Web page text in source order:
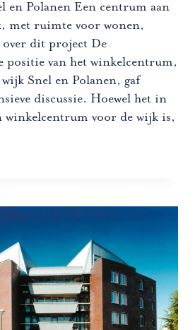
en Polanen Een centrum aan
met ruimte voor wonen,
over dit project De
positie van het winkelcentrum,
Snel en Polanen, gaf
discussie. Hoewel het in
winkelcentrum voor de wijk is,